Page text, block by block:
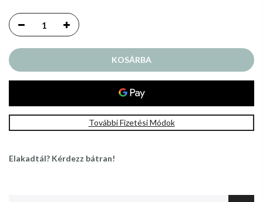
KOSÁRBA
További Fizetési Módok
Elakadtál? Kérdezz bátran!